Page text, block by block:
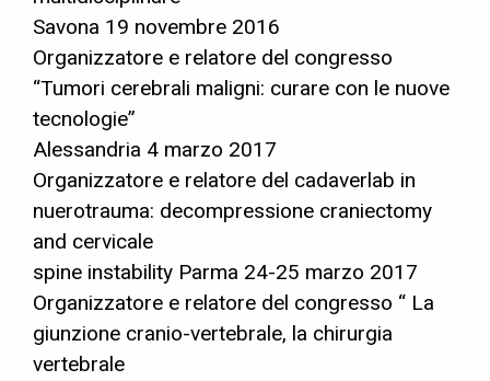
Savona 19 novembre 2016
Organizzatore e relatore del congresso
“Tumori cerebrali maligni: curare con le nuove
tecnologie”
Alessandria 4 marzo 2017
Organizzatore e relatore del cadaverlab in
nuerotrauma: decompressione craniectomy
and cervicale
spine instability Parma 24-25 marzo 2017
Organizzatore e relatore del congresso “ La
giunzione cranio-vertebrale, la chirurgia
vertebrale